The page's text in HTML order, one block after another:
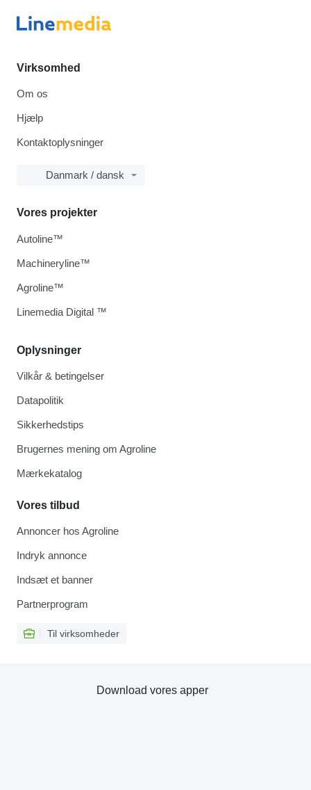
Virksomhed
Om os
Hjælp
Kontaktoplysninger
Danmark / dansk
Oplysninger
Vilkår & betingelser
Datapolitik
Sikkerhedstips
Brugernes mening om Agroline
Mærkekatalog
Vores tilbud
Annoncer hos Agroline
Indryk annonce
Indsæt et banner
Partnerprogram
Til virksomheder
Vores projekter
Autoline™
Machineryline™
Agroline™
Linemedia Digital ™
Download vores apper